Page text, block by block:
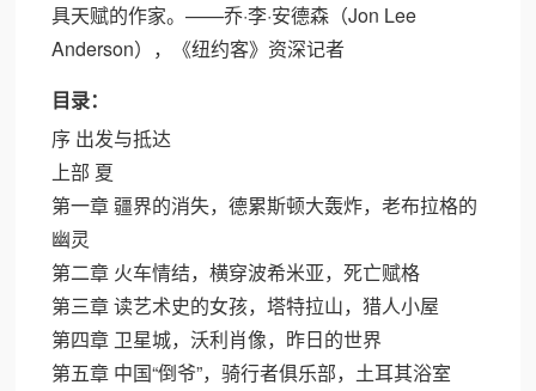
具天赋的作家。——乔·李·安德森（Jon Lee
Anderson），《纽约客》资深记者
目录：
序 出发与抵达
上部 夏
第一章 疆界的消失，德累斯顿大轰炸，老布拉格的
幽灵
第二章 火车情结，横穿波希米亚，死亡赋格
第三章 读艺术史的女孩，塔特拉山，猎人小屋
第四章 卫星城，沃利肖像，昨日的世界
第五章 中国“倒爷”，骑行者俱乐部，土耳其浴室